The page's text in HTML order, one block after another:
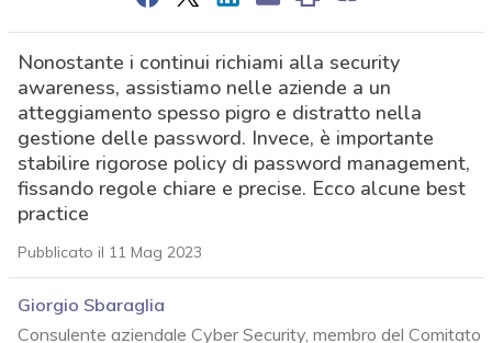
Nonostante i continui richiami alla security
awareness, assistiamo nelle aziende a un
atteggiamento spesso pigro e distratto nella
gestione delle password. Invece, è importante
stabilire rigorose policy di password management,
fissando regole chiare e precise. Ecco alcune best
practice
Pubblicato il 11 Mag 2023
Giorgio Sbaraglia
Consulente aziendale Cyber Security, membro del Comitato